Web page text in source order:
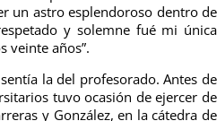
un astro esplendoroso dentro de
y solemne fué mi única
veinte años”.
la del profesorado. Antes de
tuvo ocasión de ejercer de
y González, en la cátedra de